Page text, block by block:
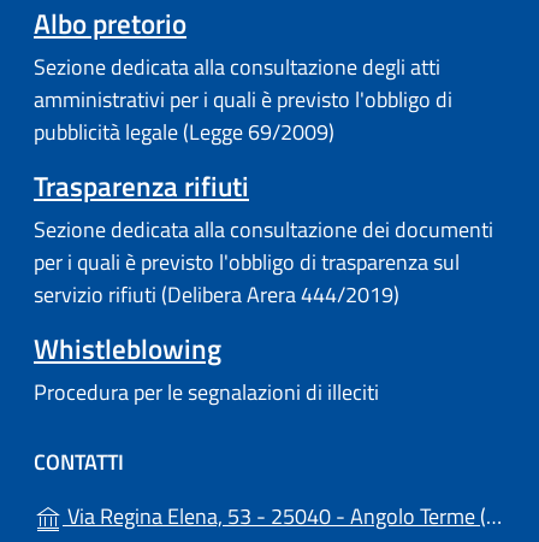
Albo pretorio
Sezione dedicata alla consultazione degli atti
amministrativi per i quali è previsto l'obbligo di
pubblicità legale (Legge 69/2009)
Trasparenza rifiuti
Sezione dedicata alla consultazione dei documenti
per i quali è previsto l'obbligo di trasparenza sul
servizio rifiuti (Delibera Arera 444/2019)
Whistleblowing
Procedura per le segnalazioni di illeciti
CONTATTI
Via Regina Elena, 53 - 25040 - Angolo Terme (BS)